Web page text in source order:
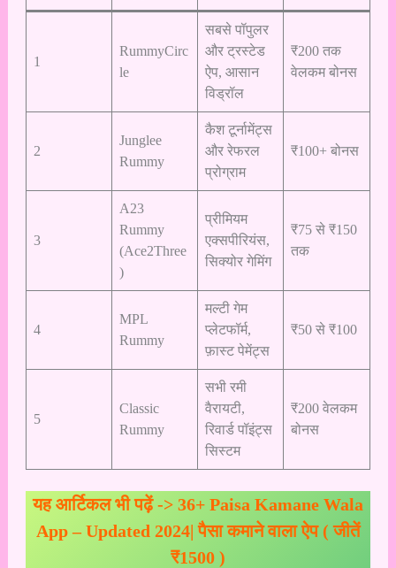
1
RummyCirc
le
सबसे पॉपुलर
और ट्रस्टेड
ऐप, आसान
विड्रॉल
₹200 तक
वेलकम बोनस
2
Junglee
Rummy
कैश टूर्नामेंट्स
और रेफरल
प्रोग्राम
₹100+ बोनस
3
A23
Rummy
(Ace2Three
)
प्रीमियम
एक्सपीरियंस,
सिक्योर गेमिंग
₹75 से ₹150
तक
4
MPL
Rummy
मल्टी गेम
प्लेटफॉर्म,
फ़ास्ट पेमेंट्स
₹50 से ₹100
5
Classic
Rummy
सभी रमी
वैरायटी,
रिवार्ड पॉइंट्स
सिस्टम
₹200 वेलकम
बोनस
यह आर्टिकल भी पढ़ें -> 36+ Paisa Kamane Wala
App – Updated 2024| पैसा कमाने वाला ऐप ( जीतें
₹1500 )